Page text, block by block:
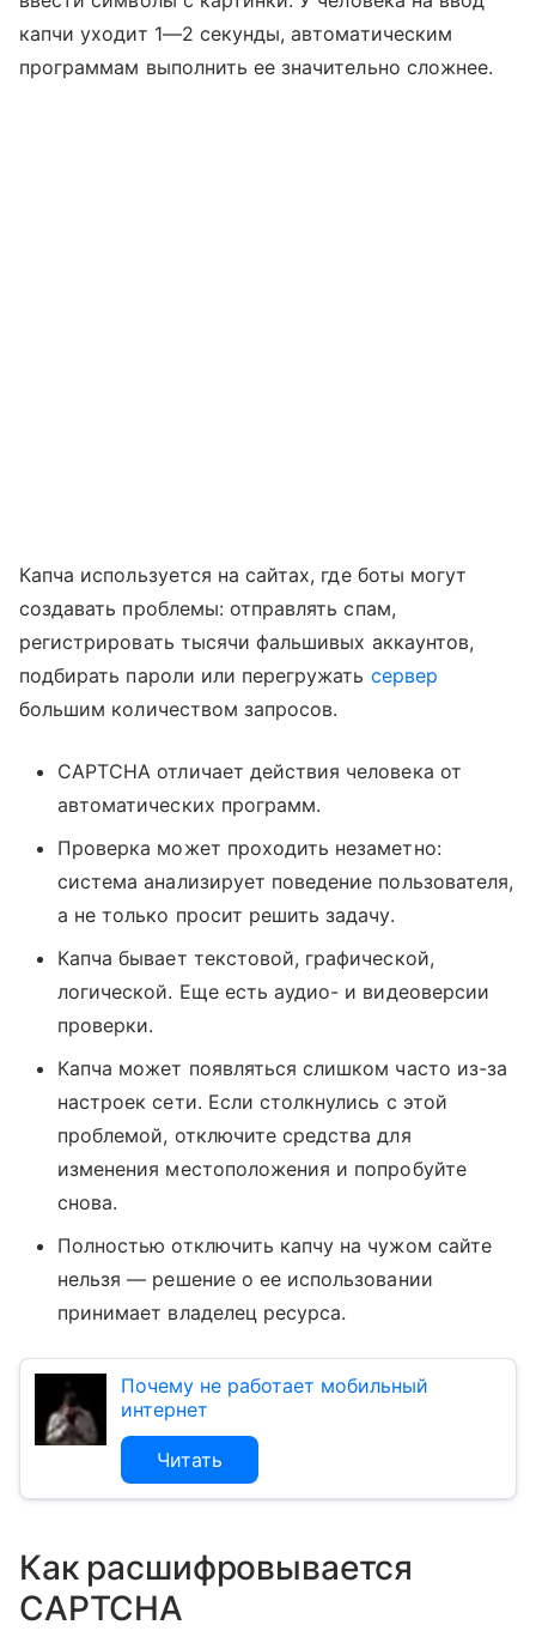
капчи уходит 1—2 секунды, автоматическим
программам выполнить ее значительно сложнее.
Капча используется на сайтах, где боты могут
создавать проблемы: отправлять спам,
регистрировать тысячи фальшивых аккаунтов,
подбирать пароли или перегружать сервер
большим количеством запросов.
CAPTCHA отличает действия человека от
автоматических программ.
Проверка может проходить незаметно:
система анализирует поведение пользователя,
а не только просит решить задачу.
Капча бывает текстовой, графической,
логической. Еще есть аудио- и видеоверсии
проверки.
Капча может появляться слишком часто из-за
настроек сети. Если столкнулись с этой
проблемой, отключите средства для
изменения местоположения и попробуйте
снова.
Полностью отключить капчу на чужом сайте
нельзя — решение о ее использовании
принимает владелец ресурса.
Почему не работает мобильный
интернет
Читать
Как расшифровывается
CAPTCHA